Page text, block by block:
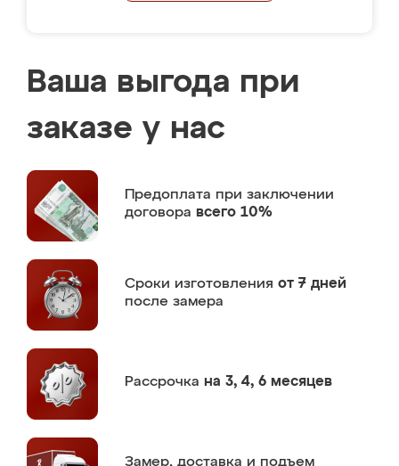
Ваша выгода при
заказе у нас
Предоплата при заключении
договора всего 10%
Сроки изготовления от 7 дней
после замера
Рассрочка на 3, 4, 6 месяцев
Замер, доставка и подъем